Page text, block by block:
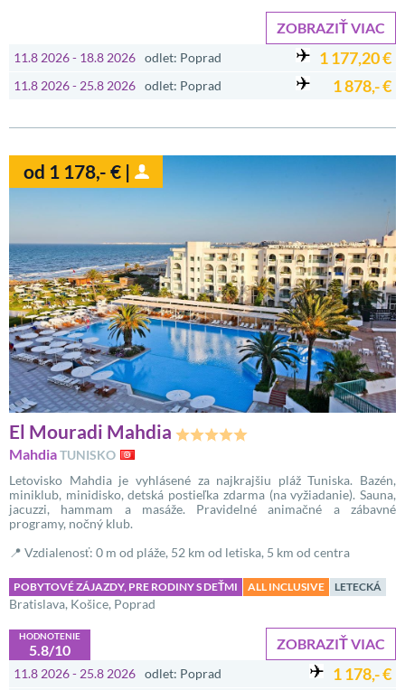
ZOBRAZIŤ VIAC
11.8 2026 - 18.8 2026 odlet: Poprad 1 177,20 €
11.8 2026 - 25.8 2026 odlet: Poprad 1 878,- €
od 1 178,- € |
El Mouradi Mahdia
MahdiaTUNISKO
Letovisko Mahdia je vyhlásené za najkrajšiu pláž Tuniska. Bazén,
miniklub, minidisko, detská postieľka zdarma (na vyžiadanie). Sauna,
jacuzzi, hammam a masáže. Pravidelné animačné a zábavné
programy, nočný klub.
📍 Vzdialenosť: 0 m od pláže, 52 km od letiska, 5 km od centra
POBYTOVÉ ZÁJAZDY, PRE RODINY S DEŤMI ALL INCLUSIVE LETECKÁ
Bratislava, Košice, Poprad
ZOBRAZIŤ VIAC
HODNOTENIE
5.8/10
11.8 2026 - 25.8 2026 odlet: Poprad 1 178,- €